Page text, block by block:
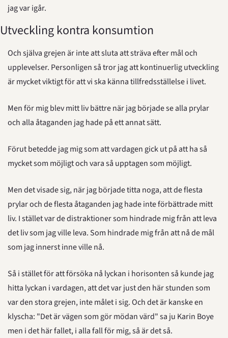
jag var igår.
Utveckling kontra konsumtion
Och själva grejen är inte att sluta att sträva efter mål och
upplevelser. Personligen så tror jag att kontinuerlig utveckling
är mycket viktigt för att vi ska känna tillfredsställelse i livet.
Men för mig blev mitt liv bättre när jag började se alla prylar
och alla åtaganden jag hade på ett annat sätt.
Förut betedde jag mig som att vardagen gick ut på att ha så
mycket som möjligt och vara så upptagen som möjligt.
Men det visade sig, när jag började titta noga, att de flesta
prylar och de flesta åtaganden jag hade inte förbättrade mitt
liv. I stället var de distraktioner som hindrade mig från att leva
det liv som jag ville leva. Som hindrade mig från att nå de mål
som jag innerst inne ville nå.
Så i stället för att försöka nå lyckan i horisonten så kunde jag
hitta lyckan i vardagen, att det var just den här stunden som
var den stora grejen, inte målet i sig. Och det är kanske en
klyscha: "Det är vägen som gör mödan värd" sa ju Karin Boye
men i det här fallet, i alla fall för mig, så är det så.